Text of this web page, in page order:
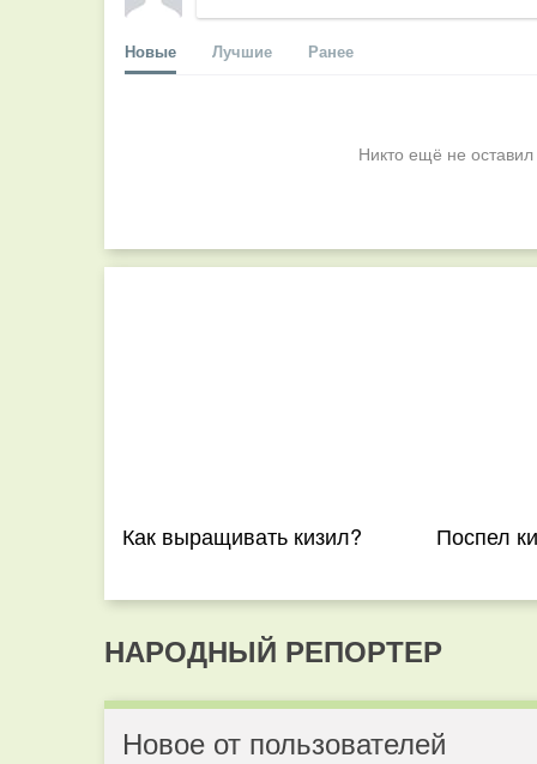
Новые Лучшие Ранее
Никто ещё не
Как выращивать кизил? Поспел
НАРОДНЫЙ РЕПОРТЕР
Новое от пользователей